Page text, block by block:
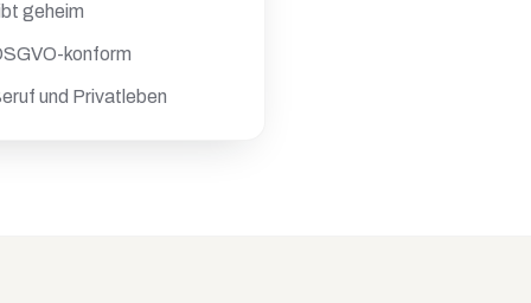
geheim
konform
und Privatleben